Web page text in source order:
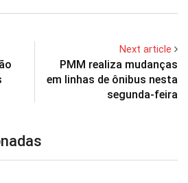
Next article
PMM realiza mudanças
em linhas de ônibus nesta
segunda-feira